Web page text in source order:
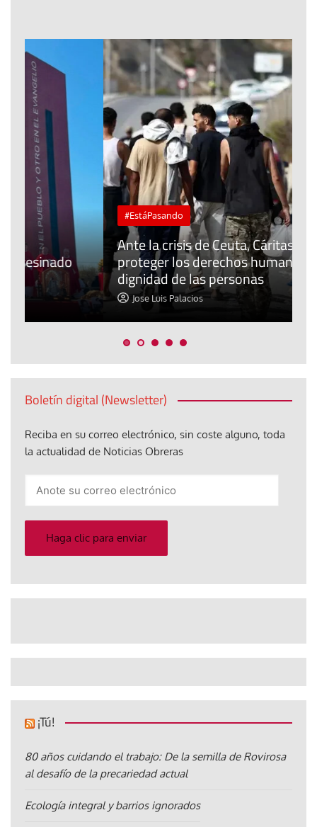
#EstáPasando
Ante la crisis de Ceuta, Cáritas pide
proteger los derechos humanos y la
dignidad de las personas
Jose Luis Palacios
Boletín digital (Newsletter)
Reciba en su correo electrónico, sin coste alguno, toda
la actualidad de Noticias Obreras
electrónico
Haga clic para enviar
¡Tú!
80 años cuidando el trabajo: De la semilla de Rovirosa
al desafío de la precariedad actual
Ecología integral y barrios ignorados